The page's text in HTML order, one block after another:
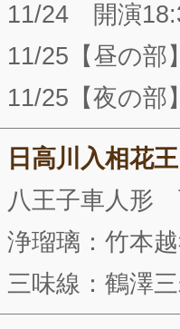
11/24 開演
11/25【昼の部
11/25【夜の部
日高川入相花
八王子車人形
浄瑠璃：竹本
三味線：鶴澤